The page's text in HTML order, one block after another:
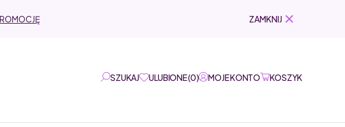
ZAMKNIJ
SZUKAJ ULUBIONE(0) MOJE KONTO KOSZYK